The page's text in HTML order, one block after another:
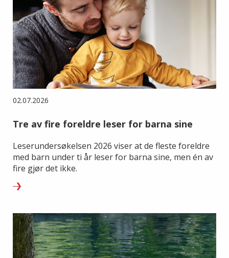
02.07.2026
Tre av fire foreldre leser for barna sine
Leserundersøkelsen 2026 viser at de fleste foreldre
med barn under ti år leser for barna sine, men én av
fire gjør det ikke.